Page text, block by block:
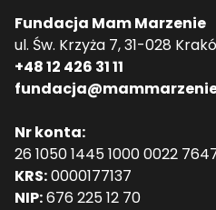
Fundacja Mam Marzenie
ul. Św. Krzyża 7, 31-028
+48 12 426 31 11
Nr konta:
26 1050 1445 1000 0022
KRS:0000177137
NIP:676 225 12 70